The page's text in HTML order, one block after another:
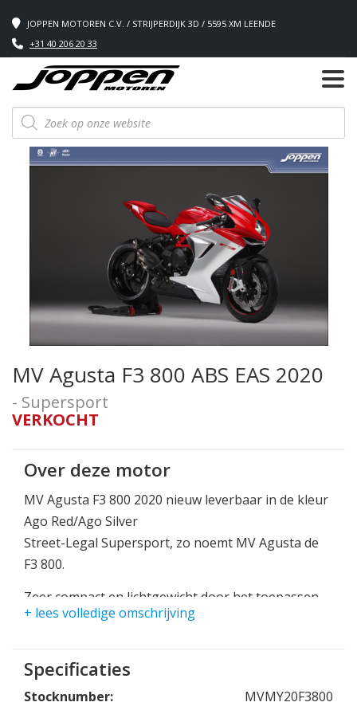
JOPPEN MOTOREN C.V. / STRIJPERDIJK 3D / 5595 XM LEENDE
+31 40 206 20 33
Producten
zoeken
MV Agusta F3 800 ABS EAS 2020
- Supersport
VERKOCHT
Over deze motor
MV Agusta F3 800 2020 nieuw leverbaar in de kleur
Ago Red/Ago Silver
Street-Legal Supersport, zo noemt MV Agusta de
F3 800.
Zeer compact en lichtgewicht door het toepassen
van het fantastische 3 cilinder motorblok.
Net wat hogere cijfers dan de 675, wat voor nog
meer plezier en adrenaline zorgt!
+ lees volledige omschrijving
Specificaties
Stocknumber:
MVMY20F3800